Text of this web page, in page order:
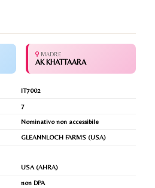
MADRE
AK KHATTAARA
IT7002
7
Nominativo non accessibile
GLEANNLOCH FARMS (USA)
USA (AHRA)
non DPA